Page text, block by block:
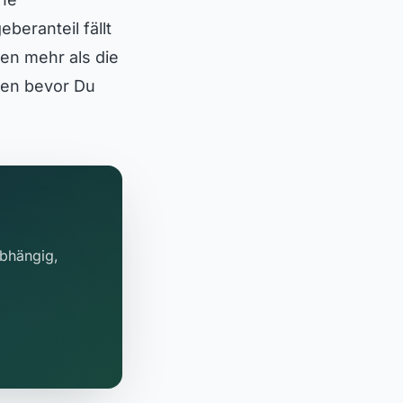
fällt
mehr als die
bevor Du